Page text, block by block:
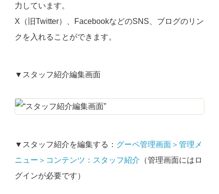
力しています。
X（旧Twitter）、FacebookなどのSNS、ブログのリン
クを入れることができます。
▼スタッフ紹介編集画面
▼スタッフ紹介を編集する： グーペ管理画面＞管理メ
ニュー＞コンテンツ：スタッフ紹介 （管理画面にはロ
グインが必要です）